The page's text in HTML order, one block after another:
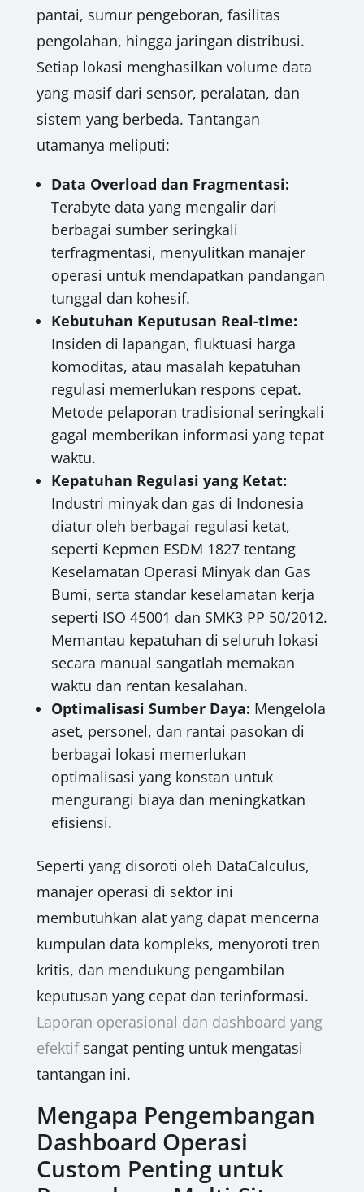
pantai, sumur pengeboran, fasilitas
pengolahan, hingga jaringan distribusi.
Setiap lokasi menghasilkan volume data
yang masif dari sensor, peralatan, dan
sistem yang berbeda. Tantangan
utamanya meliputi:
Data Overload dan Fragmentasi:
Terabyte data yang mengalir dari
berbagai sumber seringkali
terfragmentasi, menyulitkan manajer
operasi untuk mendapatkan pandangan
tunggal dan kohesif.
Kebutuhan Keputusan Real-time:
Insiden di lapangan, fluktuasi harga
komoditas, atau masalah kepatuhan
regulasi memerlukan respons cepat.
Metode pelaporan tradisional seringkali
gagal memberikan informasi yang tepat
waktu.
Kepatuhan Regulasi yang Ketat:
Industri minyak dan gas di Indonesia
diatur oleh berbagai regulasi ketat,
seperti Kepmen ESDM 1827 tentang
Keselamatan Operasi Minyak dan Gas
Bumi, serta standar keselamatan kerja
seperti ISO 45001 dan SMK3 PP 50/2012.
Memantau kepatuhan di seluruh lokasi
secara manual sangatlah memakan
waktu dan rentan kesalahan.
Optimalisasi Sumber Daya: Mengelola
aset, personel, dan rantai pasokan di
berbagai lokasi memerlukan
optimalisasi yang konstan untuk
mengurangi biaya dan meningkatkan
efisiensi.
Seperti yang disoroti oleh DataCalculus,
manajer operasi di sektor ini
membutuhkan alat yang dapat mencerna
kumpulan data kompleks, menyoroti tren
kritis, dan mendukung pengambilan
keputusan yang cepat dan terinformasi.
Laporan operasional dan dashboard yang
efektifsangat penting untuk mengatasi
tantangan ini.
Mengapa Pengembangan
Dashboard Operasi
Custom Penting untuk